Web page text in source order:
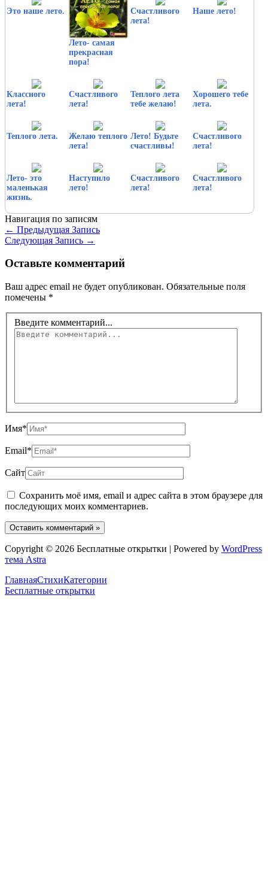
Это наше лето.
Лето- самая
прекрасная
пора!
Счастливого
лета!
Наше лето!
Классного
лета!
Счастливого
лета!
Теплого лета
тебе желаю!
Хорошего тебе
лета.
Теплого лета.
Желаю теплого
лета!
Лето! Будьте
счастливы!
Счастливого
лета!
Лето- это
маленькая
жизнь.
Наступило
лето!
Счастливого
лета!
Счастливого
лета!
Навигация по записям
← Предыдущая Запись
Следующая Запись →
Оставьте комментарий
Ваш адрес email не будет опубликован. Обязательные поля
помечены *
Введите комментарий...
Имя*
Email*
Сайт
Сохранить моё имя, email и адрес сайта в этом браузере для
последующих моих комментариев.
Copyright © 2026 Бесплатные открытки | Powered by WordPress
тема Astra
ГлавнаяСтихиКатегории
Бесплатные открытки